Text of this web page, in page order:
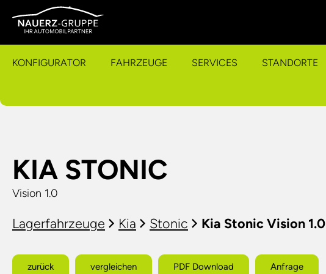
KONFIGURATOR FAHRZEUGE SERVICES STANDORTE
KIA STONIC
Vision 1.0
Lagerfahrzeuge Kia Stonic Kia Stonic Vision 1.0
zurück vergleichen PDF Download Anfrage